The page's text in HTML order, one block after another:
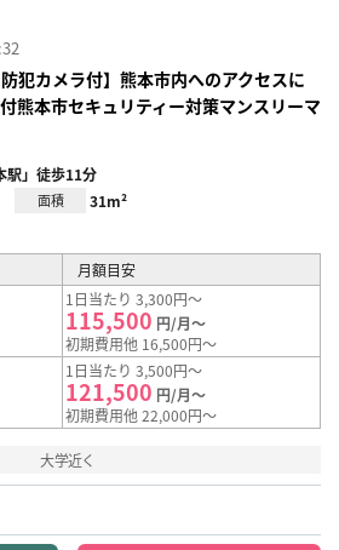
犯カメラ付】熊本市内へのアクセスに
熊本市セキュリティー対策マンスリーマ
駅」徒歩11分
面積 31m²
月額目安
1日当たり 3,300円～
115,500 円/月～
初期費用他 16,500円～
1日当たり 3,500円～
121,500 円/月～
初期費用他 22,000円～
大学近く